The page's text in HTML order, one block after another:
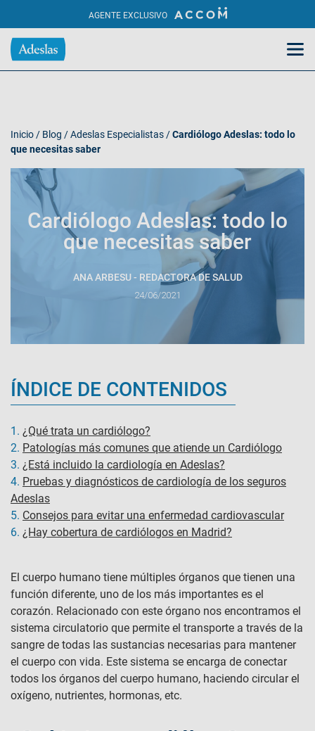
AGENTE EXCLUSIVO
Inicio / Blog /Adeslas Especialistas /Cardiólogo Adeslas: todo lo
que necesitas saber
Cardiólogo Adeslas: todo lo
que necesitas saber
ANA ARBESU - REDACTORA DE SALUD
24/06/2021
ÍNDICE DE CONTENIDOS
1. ¿Qué trata un cardiólogo?
2. Patologías más comunes que atiende un Cardiólogo
3. ¿Está incluido la cardiología en Adeslas?
4. Pruebas y diagnósticos de cardiología de los seguros
Adeslas
5. Consejos para evitar una enfermedad cardiovascular
6. ¿Hay cobertura de cardiólogos en Madrid?
El cuerpo humano tiene múltiples órganos que tienen una
función diferente, uno de los más importantes es el
corazón. Relacionado con este órgano nos encontramos el
sistema circulatorio que permite el transporte a través de la
sangre de todas las sustancias necesarias para mantener
el cuerpo con vida. Este sistema se encarga de conectar
todos los órganos del cuerpo humano, haciendo circular el
oxígeno, nutrientes, hormonas, etc.